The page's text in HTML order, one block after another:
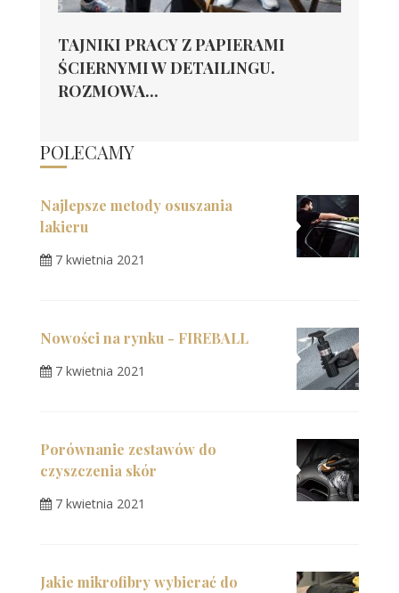
TAJNIKI PRACY Z PAPIERAMI
ŚCIERNYMI W DETAILINGU.
ROZMOWA...
POLECAMY
Najlepsze metody osuszania
lakieru
7 kwietnia 2021
Nowości na rynku - FIREBALL
7 kwietnia 2021
Porównanie zestawów do
czyszczenia skór
7 kwietnia 2021
Jakie mikrofibry wybierać do